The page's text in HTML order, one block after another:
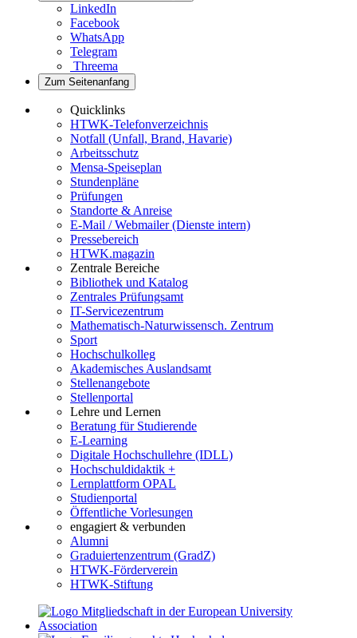
LinkedIn
Facebook
WhatsApp
Telegram
Threema
Zum Seitenanfang
Quicklinks
HTWK-Telefonverzeichnis
Notfall (Unfall, Brand, Havarie)
Arbeitsschutz
Mensa-Speiseplan
Stundenpläne
Prüfungen
Standorte & Anreise
E-Mail / Webmailer (Dienste intern)
Pressebereich
HTWK.magazin
Zentrale Bereiche
Bibliothek und Katalog
Zentrales Prüfungsamt
IT-Servicezentrum
Mathematisch-Naturwissensch. Zentrum
Sport
Hochschulkolleg
Akademisches Auslandsamt
Stellenangebote
Stellenportal
Lehre und Lernen
Beratung für Studierende
E-Learning
Digitale Hochschullehre (IDLL)
Hochschuldidaktik +
Lernplattform OPAL
Studienportal
Öffentliche Vorlesungen
engagiert & verbunden
Alumni
Graduiertenzentrum (GradZ)
HTWK-Förderverein
HTWK-Stiftung